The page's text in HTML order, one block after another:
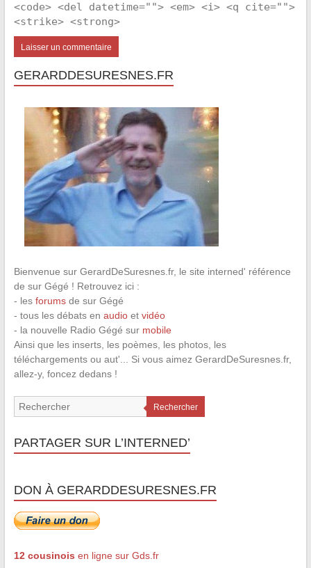
<code> <del datetime=""> <em> <i> <q cite="">
<strike> <strong>
GERARDDESURESNES.FR
Bienvenue sur GerardDeSuresnes.fr, le site interned' référence
de sur Gégé ! Retrouvez ici :
- les forumsde sur Gégé
- tous les débats en audioet vidéo
- la nouvelle Radio Gégé sur mobile
Ainsi que les inserts, les poèmes, les photos, les
téléchargements ou aut'... Si vous aimez GerardDeSuresnes.fr,
allez-y, foncez dedans !
Rechercher
PARTAGER SUR L’INTERNED’
DON À GERARDDESURESNES.FR
12 cousinois en ligne sur Gds.fr